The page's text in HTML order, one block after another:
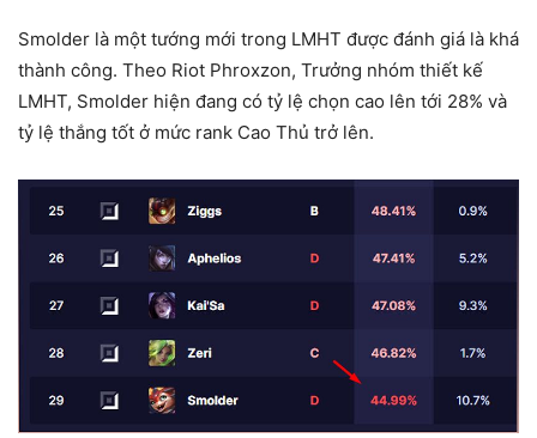
Smolder là một tướng mới trong LMHT được đánh giá là khá
thành công. Theo Riot Phroxzon, Trưởng nhóm thiết kế
LMHT, Smolder hiện đang có tỷ lệ chọn cao lên tới 28% và
tỷ lệ thắng tốt ở mức rank Cao Thủ trở lên.